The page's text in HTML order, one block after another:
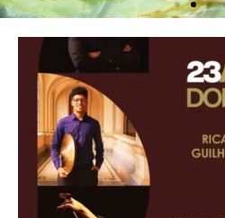
PAVILHÃO
Localizado no Parque
linda construção
Katsura, de